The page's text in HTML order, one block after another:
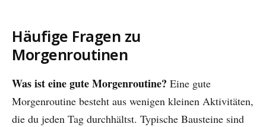
Häufige Fragen zu
Morgenroutinen
Was ist eine gute Morgenroutine? Eine gute
Morgenroutine besteht aus wenigen kleinen Aktivitäten,
die du jeden Tag durchhältst. Typische Bausteine sind